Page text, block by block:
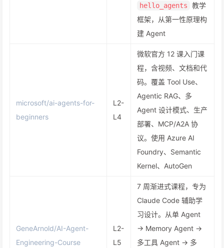
hello_agents
教学
框架，从第一性原理构
建 Agent
microsoft/ai-agents-for-
beginners
L2-
L4
微软官方 12 课入门课
程，含视频、文档和代
码。覆盖 Tool Use、
Agentic RAG、多
Agent 设计模式、生产
部署、MCP/A2A 协
议。使用 Azure AI
Foundry、Semantic
Kernel、AutoGen
GeneArnold/AI-Agent-
Engineering-Course
L2-
L5
7 周渐进式课程，专为
Claude Code 辅助学
习设计。从单 Agent
→ Memory Agent →
多工具 Agent → 多